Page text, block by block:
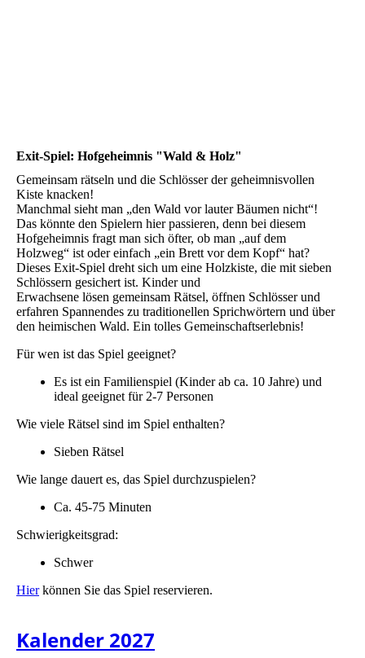
Exit-Spiel: Hofgeheimnis "Wald & Holz"
Gemeinsam rätseln und die Schlösser der geheimnisvollen
Kiste knacken!
Manchmal sieht man „den Wald vor lauter Bäumen nicht“!
Das könnte den Spielern hier passieren, denn bei diesem
Hofgeheimnis fragt man sich öfter, ob man „auf dem
Holzweg“ ist oder einfach „ein Brett vor dem Kopf“ hat?
Dieses Exit-Spiel dreht sich um eine Holzkiste, die mit sieben
Schlössern gesichert ist. Kinder und
Erwachsene lösen gemeinsam Rätsel, öffnen Schlösser und
erfahren Spannendes zu traditionellen Sprichwörtern und über
den heimischen Wald. Ein tolles Gemeinschaftserlebnis!
Für wen ist das Spiel geeignet?
Es ist ein Familienspiel (Kinder ab ca. 10 Jahre) und
ideal geeignet für 2-7 Personen
Wie viele Rätsel sind im Spiel enthalten?
Sieben Rätsel
Wie lange dauert es, das Spiel durchzuspielen?
Ca. 45-75 Minuten
Schwierigkeitsgrad:
Schwer
Hierkönnen Sie das Spiel reservieren.
Kalender 2027